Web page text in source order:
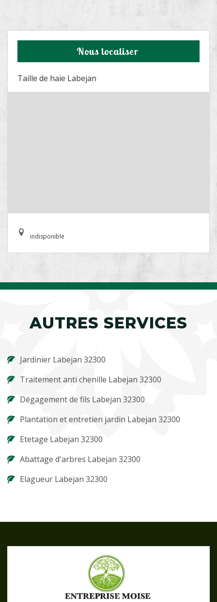
Nous localiser
Taille de haie Labejan
indisponible
AUTRES SERVICES
Jardinier Labejan 32300
Traitement anti chenille Labejan 32300
Dégagement de fils Labejan 32300
Plantation et entretien jardin Labejan 32300
Etetage Labejan 32300
Abattage d'arbres Labejan 32300
Elagueur Labejan 32300